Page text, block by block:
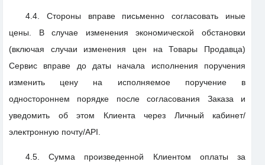
4.4. Стороны вправе письменно согласовать иные
цены. В случае изменения экономической обстановки
(включая случаи изменения цен на Товары Продавца)
Сервис вправе до даты начала исполнения поручения
изменить цену на исполняемое поручение в
одностороннем порядке после согласования Заказа и
уведомить об этом Клиента через Личный кабинет/
электронную почту/API.
4.5. Сумма произведенной Клиентом оплаты за